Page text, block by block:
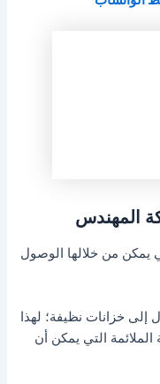
المهندس
يمكن من خلالها الوصول
خزانات نظيفة؛ لهذا
الملائمة التي يمكن أن